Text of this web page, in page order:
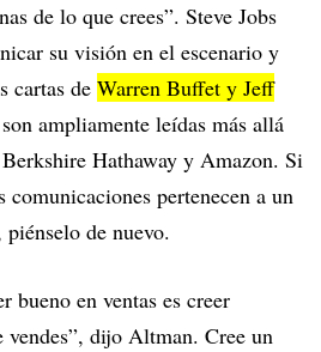
de lo que crees”. Steve Jobs
su visión en el escenario y
cartas de Warren Buffet y Jeff
ampliamente leídas más allá
Hathaway y Amazon. Si
comunicaciones pertenecen a un
de nuevo.
bueno en ventas es creer
vendes”, dijo Altman. Cree un